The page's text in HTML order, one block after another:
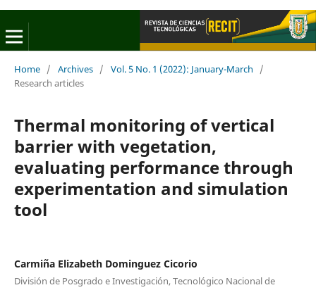
Home / Archives / Vol. 5 No. 1 (2022): January-March
/
Research articles
Thermal monitoring of vertical
barrier with vegetation,
evaluating performance through
experimentation and simulation
tool
Carmiña Elizabeth Dominguez Cicorio
División de Posgrado e Investigación, Tecnológico Nacional de